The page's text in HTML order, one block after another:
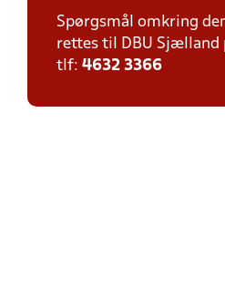
Spørgsmål omkring
rettes til DBU Sjælland
tlf: 4632 3366